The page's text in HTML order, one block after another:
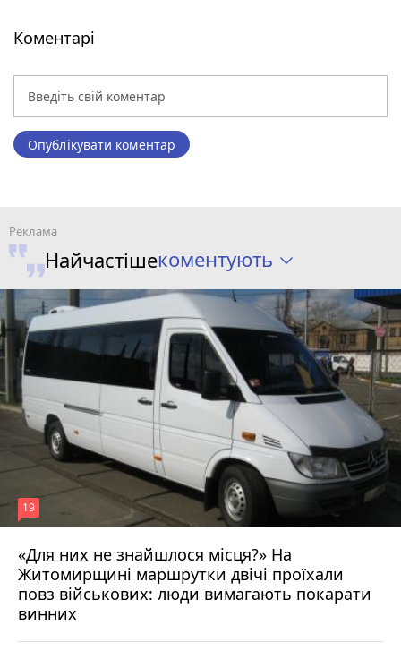
Коментарі
Опублікувати коментар
Найчастішекоментують
«Для них не знайшлося місця?» На
Житомирщині маршрутки двічі проїхали
повз військових: люди вимагають покарати
винних
19
17 липня 2026 р.